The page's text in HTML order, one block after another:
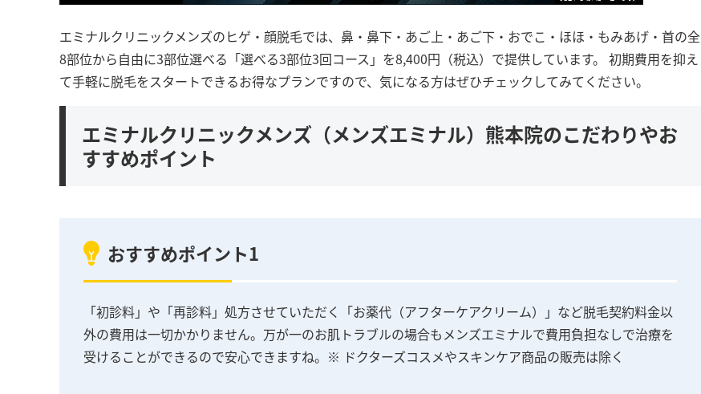
エミナルクリニックメンズのヒゲ・顔脱毛では、鼻・鼻下・あご上・あご下・おでこ・ほほ・もみあげ・首の全
8部位から自由に3部位選べる「選べる3部位3回コース」を8,400円（税込）で提供しています。 初期費用を抑え
て手軽に脱毛をスタートできるお得なプランですので、気になる方はぜひチェックしてみてください。
エミナルクリニックメンズ（メンズエミナル）熊本院のこだわりやお
すすめポイント
おすすめポイント1
「初診料」や「再診料」処方させていただく「お薬代（アフターケアクリーム）」など脱毛契約料金以
外の費用は一切かかりません。万が一のお肌トラブルの場合もメンズエミナルで費用負担なしで治療を
受けることができるので安心できますね。※ ドクターズコスメやスキンケア商品の販売は除く